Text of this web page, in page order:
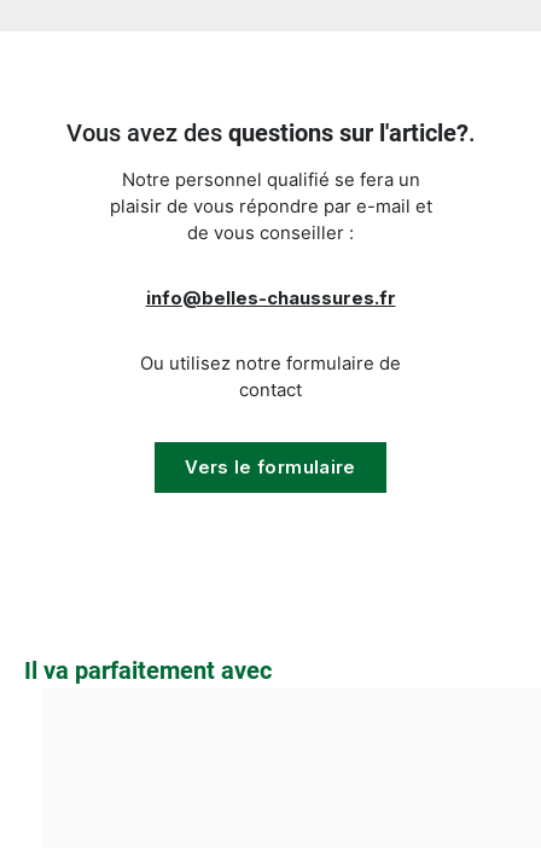
Vous avez des questions sur l'article?.
Notre personnel qualifié se fera un
plaisir de vous répondre par e-mail et
de vous conseiller :
info@belles-chaussures.fr
Ou utilisez notre formulaire de
contact
Vers le formulaire
Ignorer la galerie de produits
Il va parfaitement avec